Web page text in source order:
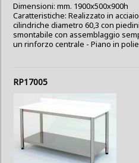
Dimensioni: mm. 1900x500x900h
Caratteristiche: Realizzato in
cilindriche diametro 60,3 con
smontabile con assemblaggio
un rinforzo centrale - Piano in
RP17005